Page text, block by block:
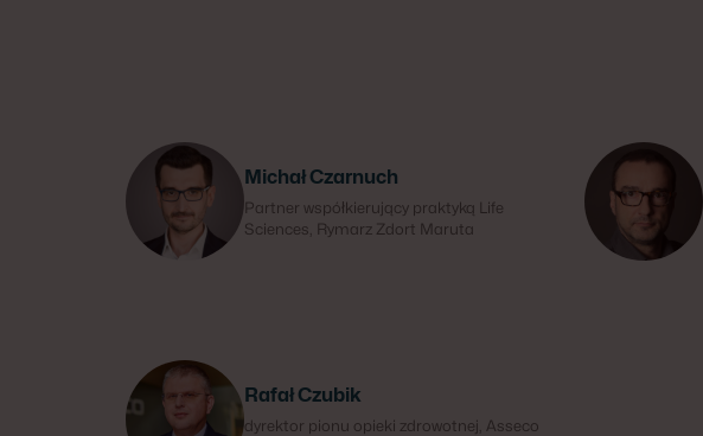
Michał Czarnuch
Partner współkierujący praktyką Life
Sciences, Rymarz Zdort Maruta
Rafał Czubik
dyrektor pionu opieki zdrowotnej, Asseco